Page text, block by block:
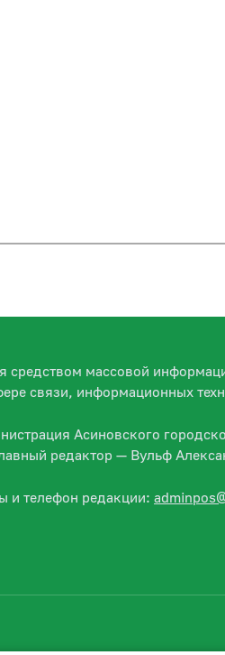
средством массовой
связи, информационных
Асиновского
редактор — Вульф
и телефон редакции: